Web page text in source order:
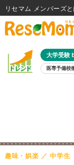
大学受験
医専予備校
趣味・娯楽 中学生
リセマム メンバーズ